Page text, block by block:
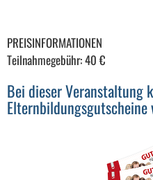
PREISINFORMATIONEN
Teilnahmegebühr: 40 €
Bei dieser Veranstaltung
Elternbildungsgutscheine